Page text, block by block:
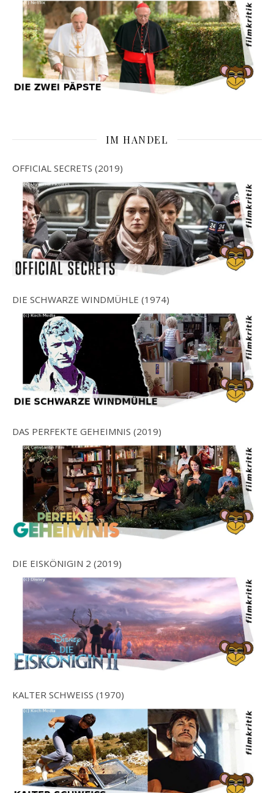
IM HANDEL
OFFICIAL SECRETS (2019)
DIE SCHWARZE WINDMÜHLE (1974)
DAS PERFEKTE GEHEIMNIS (2019)
DIE EISKÖNIGIN 2 (2019)
KALTER SCHWEISS (1970)